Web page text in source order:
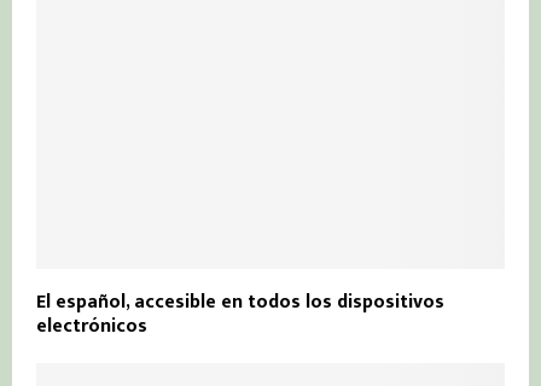
El español, accesible en todos los dispositivos
electrónicos